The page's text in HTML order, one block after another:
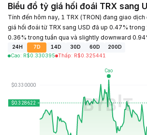
Biểu đồ tỷ giá hối đoái TRX sang
Tính đến hôm nay, 1 TRX (TRON) đang giao
giá hối đoái từ TRX sang USD đã up 0.47%
0.36% trong tuần qua và slightly downward
24H 7D 14D 30D 60D
200D
Cao: R$0.330395 Thấp: R$0.325441